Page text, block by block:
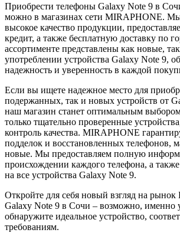
Приобрести телефоны Galaxy Note 9 в
можно в магазинах сети MIRAPHONE.
высокое качество продукции,
кредит, а также бесплатную доставку по
ассортименте представлены как новые,
употреблении устройства Galaxy Note 9,
надежность и уверенность в каждой
Если вы ищете надежное место для
подержанных, так и новых устройств от
наш магазин станет оптимальным
только тщательно проверенные
контроль качества. MIRAPHONE
подделок и восстановленных телефонов,
новые. Мы предоставляем полную
происхождении каждого телефона, а
на все устройства Galaxy Note 9.
Откройте для себя новый взгляд на рынок
Galaxy Note 9 в Сочи – возможно, именно
обнаружите идеальное устройство,
требованиям.